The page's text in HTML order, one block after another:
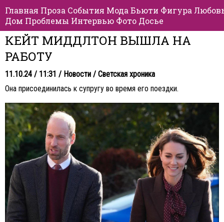
Главная Проза События Мода Бьюти Фигура
Дом Проблемы Интервью Фото Досье
КЕЙТ МИДДЛТОН ВЫШЛА НА
РАБОТУ
11.10.24 / 11:31 / Новости / Светская хроника
Она присоединилась к супругу во время его поездки.